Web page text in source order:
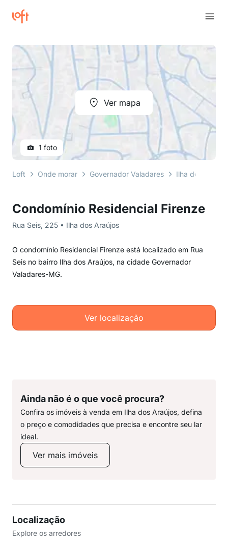
Condomínio Residencial Firenze
Rua Seis, 225 • Ilha dos Araújos
O condomínio Residencial Firenze está localizado em Rua
Seis no bairro Ilha dos Araújos, na cidade Governador
Valadares-MG.
Ver localização
Ver mapa
1 foto
Loft Onde morar Governador Valadares Ilha dos
Ainda não é o que você procura?
Confira os imóveis à venda em Ilha dos Araújos, defina
o preço e comodidades que precisa e encontre seu lar
ideal.
Ver mais imóveis
Localização
Explore os arredores